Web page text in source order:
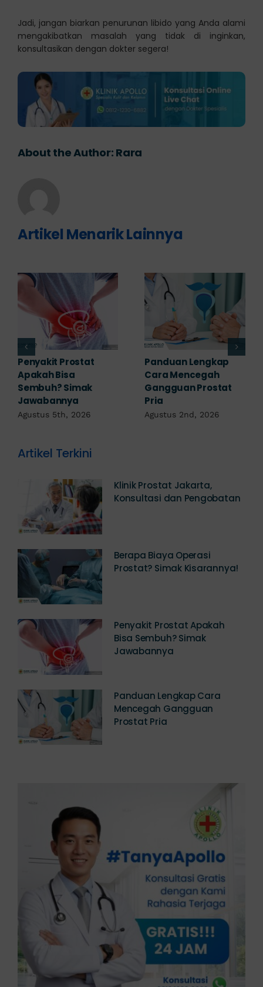
Jadi, jangan biarkan penurunan libido yang Anda alami
mengakibatkan masalah yang tidak di inginkan,
konsultasikan dengan dokter segera!
About the Author: Rara
Artikel Menarik Lainnya
7 Komplikasi Prostat
yang Perlu
Diwaspadai Sejak Dini
Agustus 1st, 2026
Obat Penyakit
Prostat: Pilihan
Terapi Sesuai
Diagnosis
Juli 23rd, 2026
Artikel Terkini
Klinik Prostat Jakarta,
Konsultasi dan Pengobatan
Berapa Biaya Operasi
Prostat? Simak Kisarannya!
Penyakit Prostat Apakah
Bisa Sembuh? Simak
Jawabannya
Panduan Lengkap Cara
Mencegah Gangguan
Prostat Pria